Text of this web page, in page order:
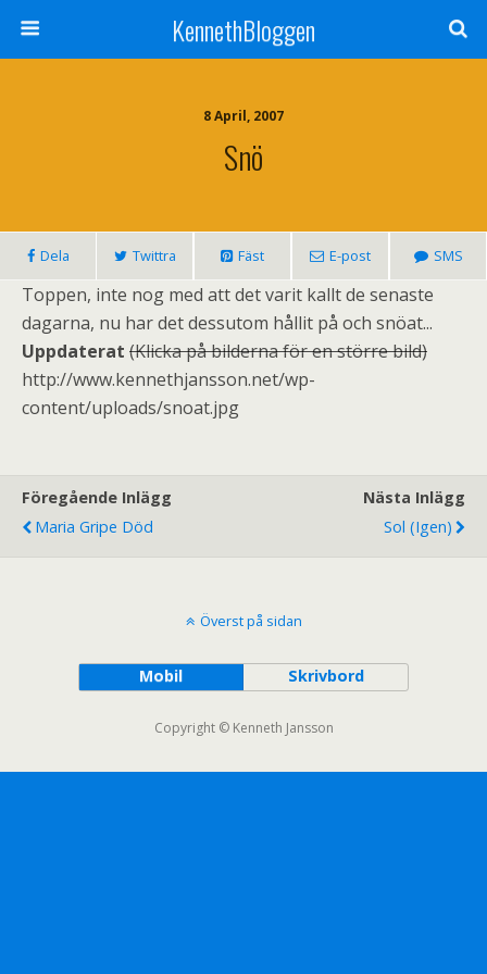
KennethBloggen
8 April, 2007
Snö
Dela Twittra Fäst E-post SMS
Toppen, inte nog med att det varit kallt de senaste
dagarna, nu har det dessutom hållit på och snöat...
Uppdaterat (Klicka på bilderna för en större bild)
http://www.kennethjansson.net/wp-
content/uploads/snoat.jpg
Föregående Inlägg
Maria Gripe Död
Nästa Inlägg
Sol (igen)
Överst på sidan
Mobil Skrivbord
Copyright © Kenneth Jansson